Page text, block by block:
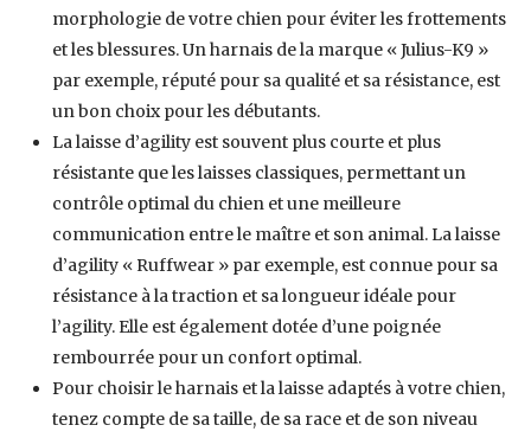
morphologie de votre chien pour éviter les frottements
et les blessures. Un harnais de la marque « Julius-K9 »
par exemple, réputé pour sa qualité et sa résistance, est
un bon choix pour les débutants.
La laisse d’agility est souvent plus courte et plus
résistante que les laisses classiques, permettant un
contrôle optimal du chien et une meilleure
communication entre le maître et son animal. La laisse
d’agility « Ruffwear » par exemple, est connue pour sa
résistance à la traction et sa longueur idéale pour
l’agility. Elle est également dotée d’une poignée
rembourrée pour un confort optimal.
Pour choisir le harnais et la laisse adaptés à votre chien,
tenez compte de sa taille, de sa race et de son niveau